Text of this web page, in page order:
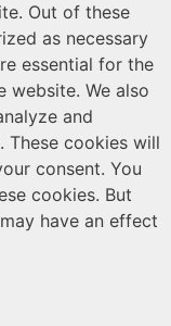
Out of these
as necessary
essential for the
We also
and
These cookies will
consent. You
cookies. But
have an effect